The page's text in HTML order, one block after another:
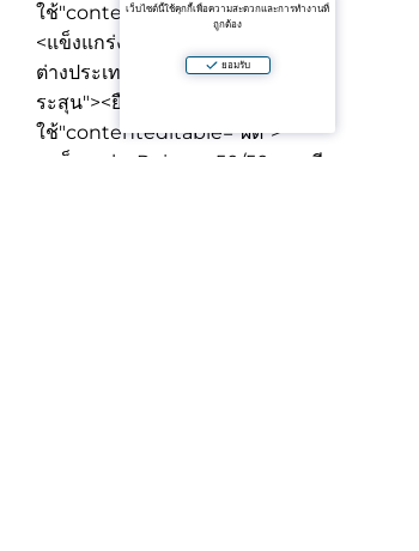
ใช้"contenteditable="ผิด">
<แข็งแกร่ง>เต็มพื้นที่ที่ได้รับจัดสรร
ต่างประเทศ
<เก่งข้อมูล-รายชื่อ="ยก
ระสุน"><ยืดห้อง="ql-ส่วนติดต่อผู้
ใช้"contenteditable="ผิด">
<แข็งแกร่ง>Reissue: 50/50 แห
<พี>
เว็บไซต์นี้ใช้คุกกี้เพื่อความสะดวกและการทำงานที่
ถูกต้อง
ยอมรับ